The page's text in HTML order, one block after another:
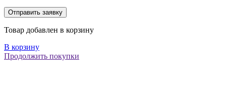
Товар добавлен в корзину
В корзину
Продолжить покупки